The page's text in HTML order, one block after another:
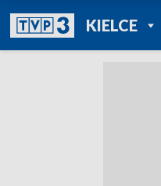
KIELCE
TVP